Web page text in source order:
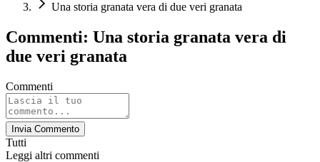
Una storia granata vera di due veri granata
Commenti: Una storia granata vera di
due veri granata
Commenti
Invia Commento
Tutti
Leggi altri commenti